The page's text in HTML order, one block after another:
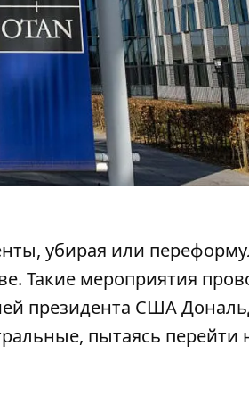
убирая или
Такие мероприятия
президента США
пытаясь перейти